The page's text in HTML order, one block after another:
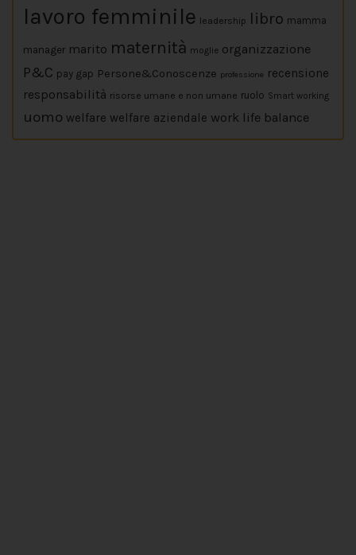
lavoro femminile leadership libro mamma
manager marito maternità moglie organizzazione
P&C pay gap Persone&Conoscenze professione recensione
responsabilità risorse umane e non umane ruolo Smart working
uomo welfare welfare aziendale work life balance